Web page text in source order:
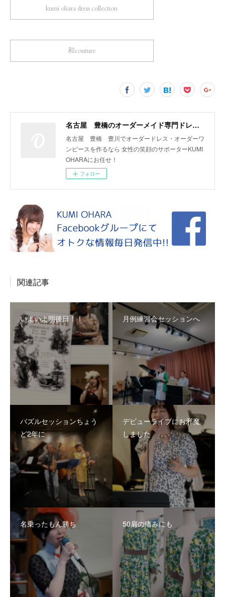
kumi ohara dress collection
和couture
名古屋 豊橋のオーダーメイド専門ドレスデザイナー KUMI OHARA
名古屋 豊橋 豊川でオーダードレス・オーダーワ
ンピースを作るなら 女性の笑顔のサポーターKUMI
OHARAにお任せ！
フォロー
関連記事
いよいよ明後日！！ 月例練習会セッションへ
バズルセッションちょう
ど2年に
デビューライブにお邪魔
しました
名乗ったもん勝ち 50肩の痛みにも